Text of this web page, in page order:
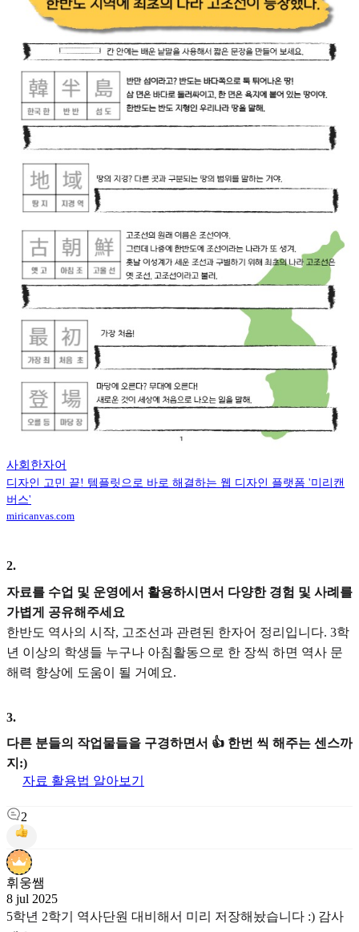
사회한자어
디자인 고민 끝! 템플릿으로 바로 해결하는 웹 디자인 플랫폼 '미리캔
버스'
miricanvas.com
2.
자료를 수업 및 운영에서 활용하시면서 다양한 경험 및 사례를
가볍게 공유해주세요
한반도 역사의 시작, 고조선과 관련된 한자어 정리입니다. 3학
년 이상의 학생들 누구나 아침활동으로 한 장씩 하면 역사 문
해력 향상에 도움이 될 거예요.
3.
다른 분들의 작업물들을 구경하면서 👍 한번 씩 해주는 센스까
지:)
자료 활용법 알아보기
2
휘웅쌤
8 jul 2025
5학년 2학기 역사단원 대비해서 미리 저장해놨습니다 :) 감사